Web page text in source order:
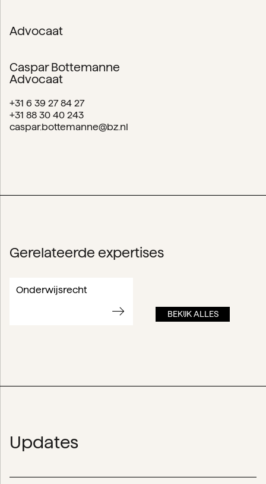
Advocaat
Caspar Bottemanne
Advocaat
+31 6 39 27 84 27
+31 88 30 40 243
caspar.bottemanne@bz.nl
Gerelateerde expertises
Onderwijsrecht
BEKIJK ALLES
Updates